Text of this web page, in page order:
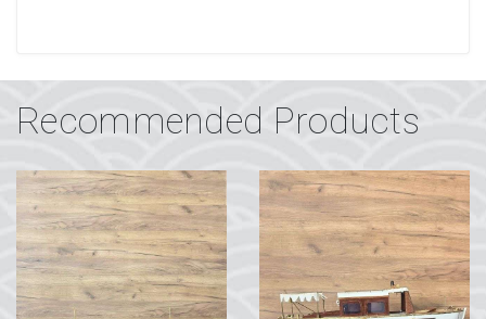
Recommended Products